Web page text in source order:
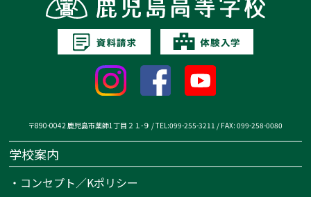
〒890-0042 鹿児島市薬師1丁目２１-９ / TEL:099-255-3211 / FAX: 099-258-0080
学校案内
・ コンセプト／Kポリシー